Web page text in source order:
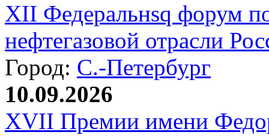
XII Федеральнsq форум
нефтегазовой отрасли
Город: С.-Петербург
10.09.2026
XVII Премии имени